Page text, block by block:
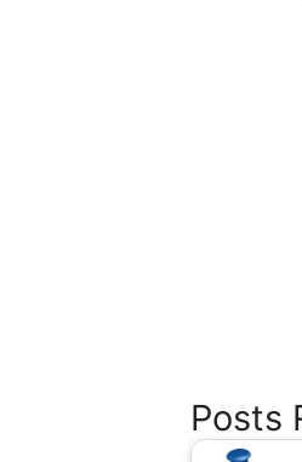
Posts